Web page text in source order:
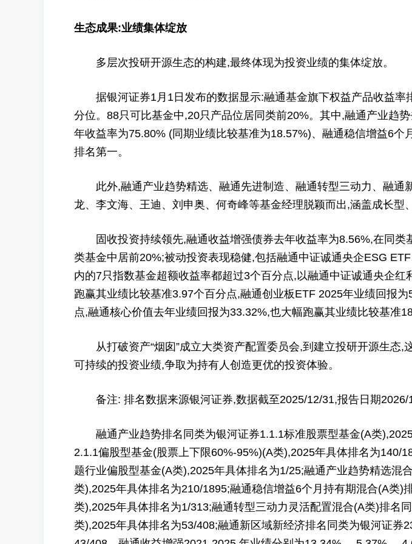
生态成果:业绩集体绽放
多层次投研开源生态的构建,最终体现为投资业绩的集体绽放。
据银河证券1月1日发布的数据显示:融通基金旗下权益产品收益率
分位。88只可比基金中,20只产品位居同类前20%。其中,融通产业趋
年收益率为75.80% (同期业绩比较基准为18.57%)、融通稳信增益6
排名第一。
此外,融通产业趋势精选、融通先进制造、融通转型三动力、融通
龙、李文海、王迪、刘申奥、何奇峰等基金经理脱颖而出,涵盖成长型
固收投资持续领先,融通收益增强债券去年收益率为8.56%,在同类
类基金中居前20%;被动投资表现稳健,包括融通中证诚通央企ESG
内的7只指数基金超额收益率都超过3个百分点,以融通中证诚通央企
跑赢其业绩比较基准3.97个百分点,融通创业板ETF 2025年业绩回报
点,融通核心价值去年业绩回报为33.32%,也大幅跑赢其业绩比较基准
从打破资产“烟囱”成立大类资产配置委员会,到建立投研开源生态,
可持续的投资业绩,争取为持有人创造更优的投资体验。
备注: 排名数据来源银河证券,数据截至2025/12/31,报告日期2026/
融通产业趋势排名同类为银河证券1.1.1标准股票型基金(A类
2.1.1偏股型基金(股票上下限60%-95%)(A类),2025年具体排名为140/
题行业偏股型基金(A类),2025年具体排名为1/25;融通产业趋势精选
类),2025年具体排名为210/1895;融通稳信增益6个月持有期混合(A类
类),2025年具体排名为1/313;融通转型三动力灵活配置混合(A类)排名
类),2025年具体排名为53/408;融通新区域新经济排名同类为银河证